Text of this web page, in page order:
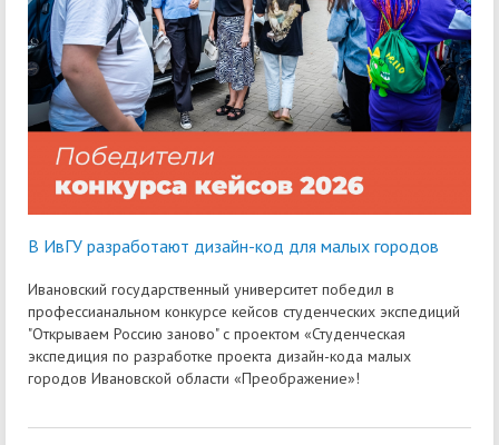
В ИвГУ разработают дизайн-код для малых городов
Ивановский государственный университет победил в
профессианальном конкурсе кейсов студенческих экспедиций
"Открываем Россию заново" с проектом «Студенческая
экспедиция по разработке проекта дизайн-кода малых
городов Ивановской области «Преображение»!